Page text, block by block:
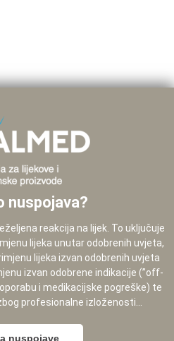
nuspojava?
reakcija na lijek. To uključuje
lijeka unutar odobrenih uvjeta,
lijeka izvan odobrenih uvjeta
izvan odobrene indikacije (”off-
i medikacijske pogreške) te
profesionalne izloženosti...
nuspojave